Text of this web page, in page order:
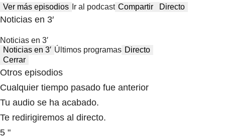
Ver más episodios Ir al podcast Compartir Directo
Noticias en 3′
Noticias en 3′
Noticias en 3′ Últimos programas Directo
Cerrar
Otros episodios
Cualquier tiempo pasado fue anterior
Tu audio se ha acabado.
Te redirigiremos al directo.
5 "